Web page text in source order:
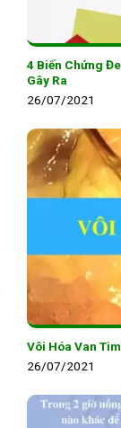
4 Biến Chứng
Gây Ra
26/07/2021
Vôi Hóa Van
26/07/2021